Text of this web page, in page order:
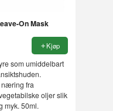
On Mask
Kjøp
som umiddelbart
næring fra
oljer slik
myk. 50ml.